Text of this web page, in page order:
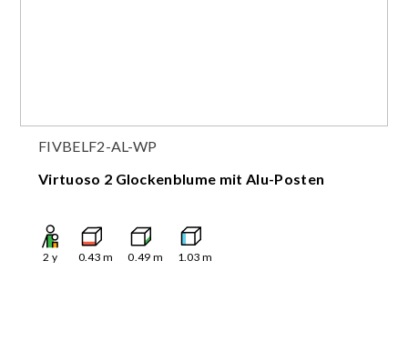
FIVBELF2-AL-WP
Virtuoso 2 Glockenblume mit Alu-Posten
2 y 0.43 m 0.49 m 1.03 m